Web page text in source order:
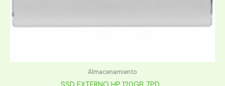
Almacenamiento